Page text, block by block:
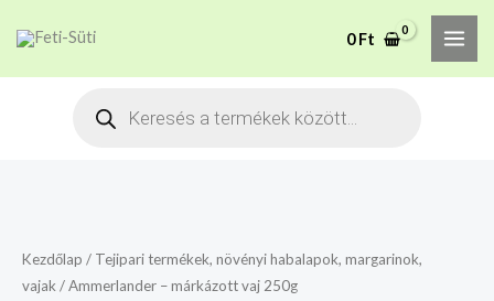
content
0Ft
Products
Kezdőlap / Tejipari termékek, növényi habalapok, margarinok,
vajak / Ammerlander – márkázott vaj 250g
A mélyhűtött termékeket
csakis saját felelősségre
Megértettem